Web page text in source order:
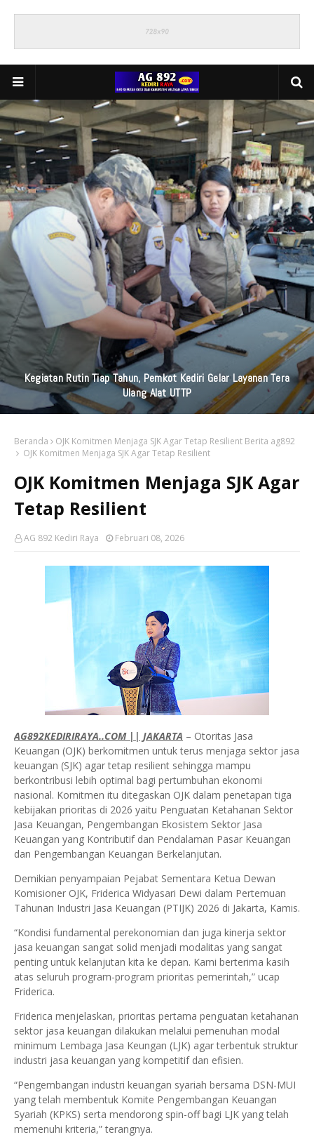
Kegiatan Rutin Tiap Tahun, Pemkot Kediri Gelar Layanan Tera
Ulang Alat UTTP
Beranda
OJK Komitmen Menjaga SJK Agar Tetap Resilient Berita ag892
OJK Komitmen Menjaga SJK Agar Tetap Resilient
OJK Komitmen Menjaga SJK Agar
Tetap Resilient
AG 892 Kediri Raya Februari 08, 2026
AG892KEDIRIRAYA..COM || JAKARTA – Otoritas Jasa
Keuangan (OJK) berkomitmen untuk terus menjaga sektor jasa
keuangan (SJK) agar tetap resilient sehingga mampu
berkontribusi lebih optimal bagi pertumbuhan ekonomi
nasional. Komitmen itu ditegaskan OJK dalam penetapan tiga
kebijakan prioritas di 2026 yaitu Penguatan Ketahanan Sektor
Jasa Keuangan, Pengembangan Ekosistem Sektor Jasa
Keuangan yang Kontributif dan Pendalaman Pasar Keuangan
dan Pengembangan Keuangan Berkelanjutan.
Demikian penyampaian Pejabat Sementara Ketua Dewan
Komisioner OJK, Friderica Widyasari Dewi dalam Pertemuan
Tahunan Industri Jasa Keuangan (PTIJK) 2026 di Jakarta, Kamis.
“Kondisi fundamental perekonomian dan juga kinerja sektor
jasa keuangan sangat solid menjadi modalitas yang sangat
penting untuk kelanjutan kita ke depan. Kami berterima kasih
atas seluruh program-program prioritas pemerintah,” ucap
Friderica.
Friderica menjelaskan, prioritas pertama penguatan ketahanan
sektor jasa keuangan dilakukan melalui pemenuhan modal
minimum Lembaga Jasa Keungan (LJK) agar terbentuk struktur
industri jasa keuangan yang kompetitif dan efisien.
“Pengembangan industri keuangan syariah bersama DSN-MUI
yang telah membentuk Komite Pengembangan Keuangan
Syariah (KPKS) serta mendorong spin-off bagi LJK yang telah
memenuhi kriteria,” terangnya.